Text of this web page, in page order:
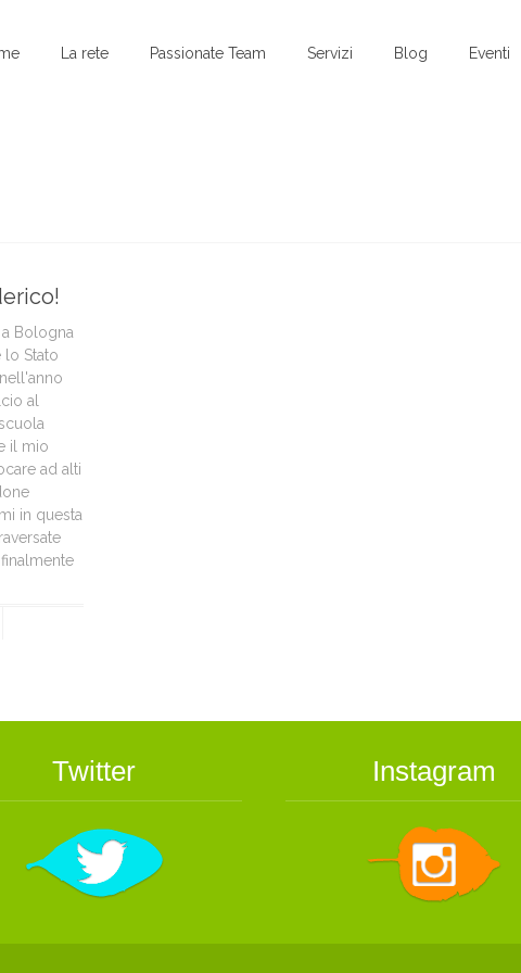
La rete Passionate Team Servizi Blog Eventi
Bologna
lo Stato
al
il mio
ad alti
in questa
Twitter Instagram